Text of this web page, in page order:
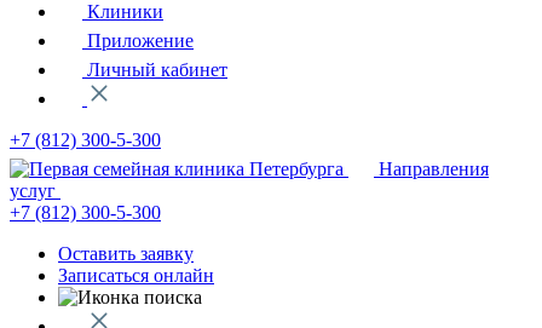
Клиники
Приложение
Личный кабинет
+7 (812) 300-5-300
Направления
услуг
+7 (812) 300-5-300
Оставить заявку
Записаться онлайн